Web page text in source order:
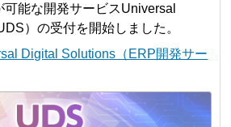
能な開発サービスUniversal
）の受付を開始しました。
Digital Solutions（ERP開発サー